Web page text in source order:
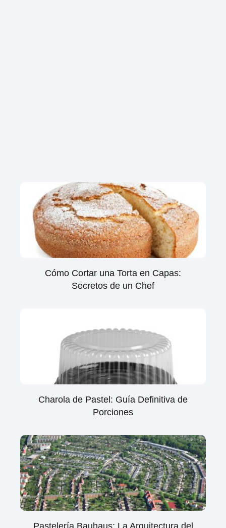
Cómo Cortar una Torta en Capas:
Secretos de un Chef
Charola de Pastel: Guía Definitiva de
Porciones
Pastelería Bauhaus: La Arquitectura del